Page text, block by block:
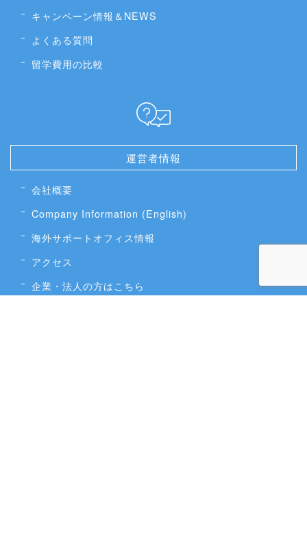
キャンペーン情報＆NEWS
よくある質問
留学費用の比較
運営者情報
会社概要
Company Information (English)
海外サポートオフィス情報
アクセス
企業・法人の方はこちら